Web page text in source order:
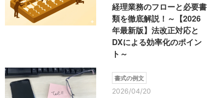
経理業務のフローと必要書
類を徹底解説！～【2026
年最新版】法改正対応と
DXによる効率化のポイン
ト～
書式の例文
2026/04/20